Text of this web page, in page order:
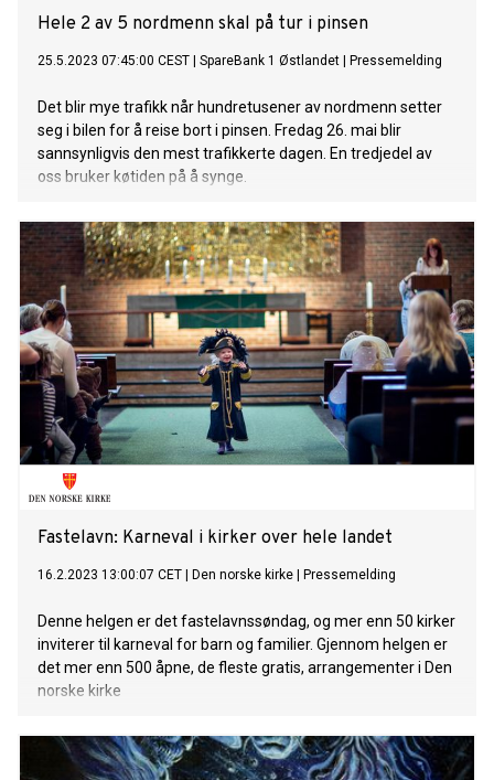
Hele 2 av 5 nordmenn skal på tur i pinsen
25.5.2023 07:45:00 CEST SpareBank 1 Østlandet Pressemelding
Det blir mye trafikk når hundretusener av nordmenn setter
seg i bilen for å reise bort i pinsen. Fredag 26. mai blir
sannsynligvis den mest trafikkerte dagen. En tredjedel av
oss bruker køtiden på å synge.
Fastelavn: Karneval i kirker over hele landet
16.2.2023 13:00:07 CET Den norske kirke Pressemelding
Denne helgen er det fastelavnssøndag, og mer enn 50 kirker
inviterer til karneval for barn og familier. Gjennom helgen er
det mer enn 500 åpne, de fleste gratis, arrangementer i Den
norske kirke